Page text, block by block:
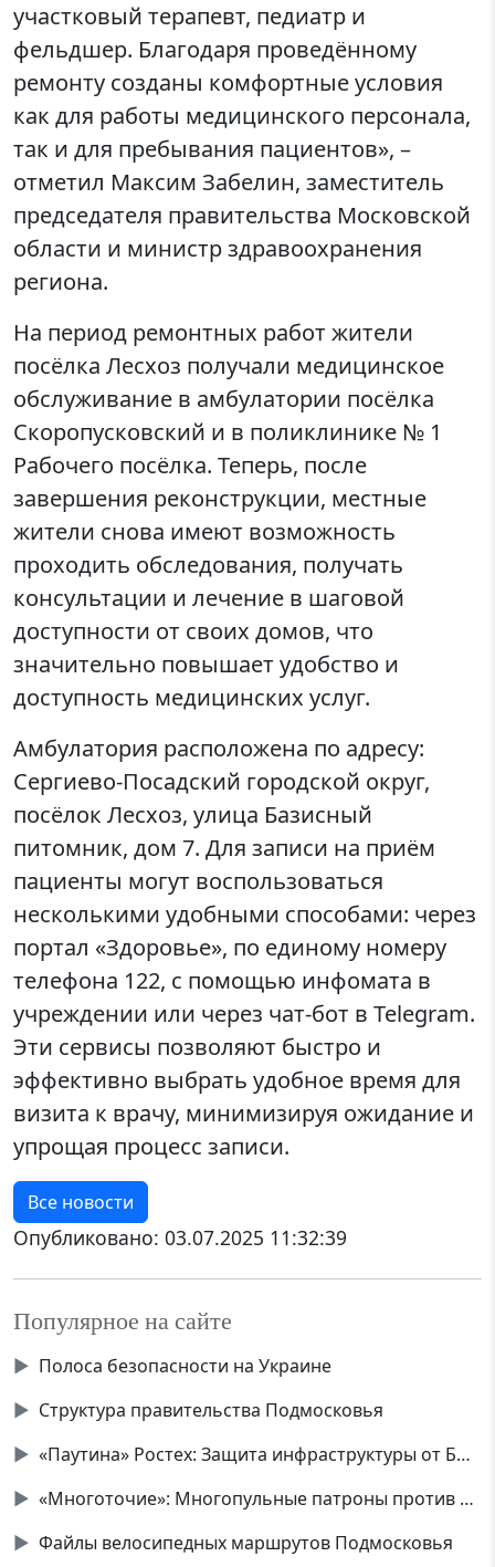
участковый терапевт, педиатр и
фельдшер. Благодаря проведённому
ремонту созданы комфортные условия
как для работы медицинского персонала,
так и для пребывания пациентов», –
отметил Максим Забелин, заместитель
председателя правительства Московской
области и министр здравоохранения
региона.
На период ремонтных работ жители
посёлка Лесхоз получали медицинское
обслуживание в амбулатории посёлка
Скоропусковский и в поликлинике № 1
Рабочего посёлка. Теперь, после
завершения реконструкции, местные
жители снова имеют возможность
проходить обследования, получать
консультации и лечение в шаговой
доступности от своих домов, что
значительно повышает удобство и
доступность медицинских услуг.
Амбулатория расположена по адресу:
Сергиево-Посадский городской округ,
посёлок Лесхоз, улица Базисный
питомник, дом 7. Для записи на приём
пациенты могут воспользоваться
несколькими удобными способами: через
портал «Здоровье», по единому номеру
телефона 122, с помощью инфомата в
учреждении или через чат-бот в Telegram.
Эти сервисы позволяют быстро и
эффективно выбрать удобное время для
визита к врачу, минимизируя ожидание и
упрощая процесс записи.
Все новости
Опубликовано: 03.07.2025 11:32:39
Популярное на сайте
▶ Полоса безопасности на Украине
▶ Структура правительства Подмосковья
▶
«Паутина» Ростех: Защита инфраструктуры от БПЛА
▶
«Многоточие»: Многопульные патроны против дронов
▶ Файлы велосипедных маршрутов Подмосковья